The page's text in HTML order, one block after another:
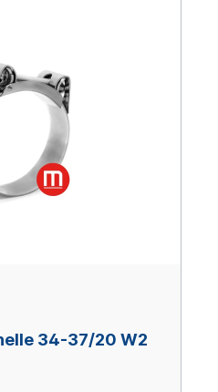
34-37/20 W2